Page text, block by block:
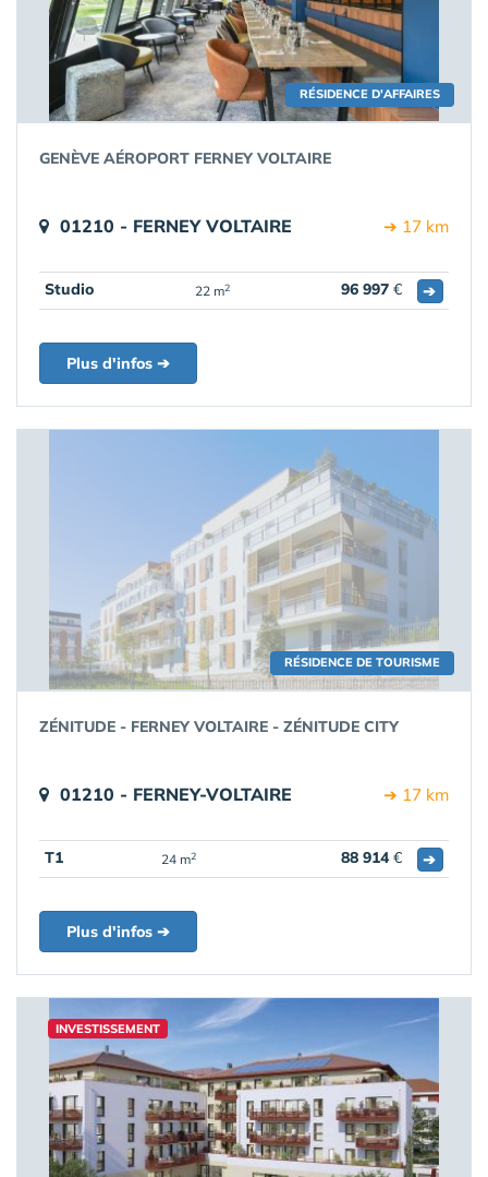
RÉSIDENCE D'AFFAIRES
GENÈVE AÉROPORT FERNEY VOLTAIRE
01210 - FERNEY VOLTAIRE ➔ 17 km
Studio 22 m2 96 997 € ➔
Plus d'infos ➔
RÉSIDENCE DE TOURISME
ZÉNITUDE - FERNEY VOLTAIRE - ZÉNITUDE CITY
01210 - FERNEY-VOLTAIRE ➔ 17 km
T1 24 m2 88 914€ ➔
Plus d'infos ➔
INVESTISSEMENT